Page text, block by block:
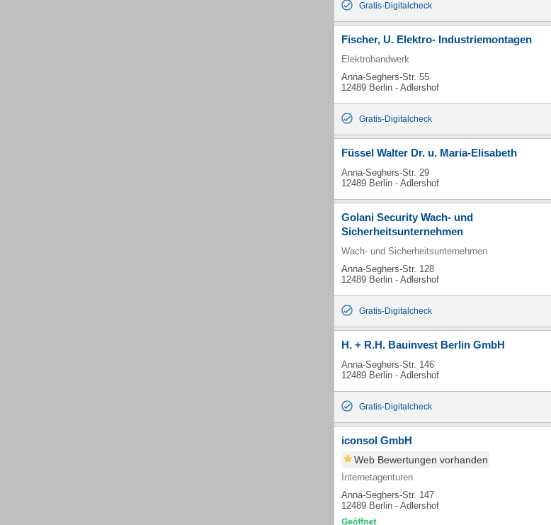
Gratis-Digitalcheck
Fischer, U. Elektro- Industriemontagen
Elektrohandwerk
Anna-Seghers-Str. 55
12489 Berlin - Adlershof
Gratis-Digitalcheck
Füssel Walter Dr. u. Maria-Elisabeth
Anna-Seghers-Str. 29
12489 Berlin - Adlershof
Golani Security Wach- und
Sicherheitsunternehmen
Wach- und Sicherheitsunternehmen
Anna-Seghers-Str. 128
12489 Berlin - Adlershof
Gratis-Digitalcheck
H. + R.H. Bauinvest Berlin GmbH
Anna-Seghers-Str. 146
12489 Berlin - Adlershof
Gratis-Digitalcheck
iconsol GmbH
Web Bewertungen vorhanden
Internetagenturen
Anna-Seghers-Str. 147
12489 Berlin - Adlershof